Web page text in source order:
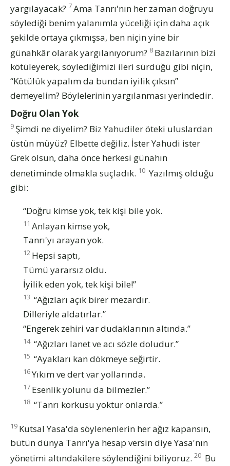
yargılayacak? 7Ama Tanrı'nın her zaman doğruyu
söylediği benim yalanımla yüceliği için daha açık
şekilde ortaya çıkmışsa, ben niçin yine bir
günahkâr olarak yargılanıyorum? 8 Bazılarının bizi
kötüleyerek, söylediğimizi ileri sürdüğü gibi niçin,
“Kötülük yapalım da bundan iyilik çıksın”
demeyelim? Böylelerinin yargılanması yerindedir.
Doğru Olan Yok
9 Şimdi ne diyelim? Biz Yahudiler öteki uluslardan
üstün müyüz? Elbette değiliz. İster Yahudi ister
Grek olsun, daha önce herkesi günahın
denetiminde olmakla suçladık. 10 Yazılmış olduğu
gibi:
“Doğru kimse yok, tek kişi bile yok.
11 Anlayan kimse yok,
Tanrı'yı arayan yok.
12 Hepsi saptı,
Tümü yararsız oldu.
İyilik eden yok, tek kişi bile!”
13 “Ağızları açık birer mezardır.
Dilleriyle aldatırlar.”
“Engerek zehiri var dudaklarının altında.”
14 “Ağızları lanet ve acı sözle doludur.”
15 “Ayakları kan dökmeye seğirtir.
16Yıkım ve dert var yollarında.
17 Esenlik yolunu da bilmezler.”
18 “Tanrı korkusu yoktur onlarda.”
19 Kutsal Yasa'da söylenenlerin her ağız kapansın,
bütün dünya Tanrı'ya hesap versin diye Yasa'nın
yönetimi altındakilere söylendiğini biliyoruz. 20 Bu